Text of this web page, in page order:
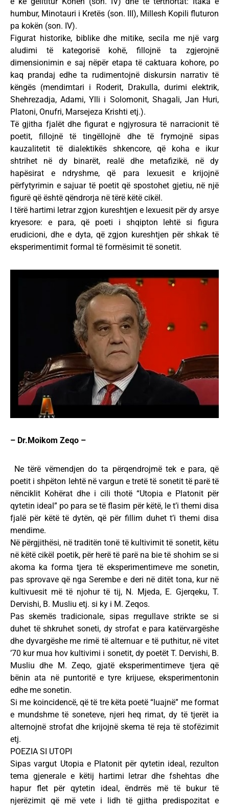
humbur, Minotauri i Kretës (son. III), Millesh Kopili fluturon
pa kokën (son. IV).
Figurat historike, biblike dhe mitike, secila me një varg
aludimi të kategorisë kohë, fillojnë ta zgjerojnë
dimensionimin e saj nëpër etapa të caktuara kohore, po
kaq prandaj edhe ta rudimentojnë diskursin narrativ të
këngës (mendimtari i Roderit, Drakulla, durimi elektrik,
Shehrezadja, Adami, Ylli i Solomonit, Shagali, Jan Huri,
Platoni, Onufri, Marsejeza Krishti etj.).
Të gjitha fjalët dhe figurat e ngjyrosura të narracionit të
poetit, fillojnë të tingëllojnë dhe të frymojnë sipas
kauzalitetit të dialektikës shkencore, që koha e ikur
shtrihet në dy binarët, realë dhe metafizikë, në dy
hapësirat e ndryshme, që para lexuesit e krijojnë
përfytyrimin e sajuar të poetit që spostohet gjetiu, në një
figurë që është qëndrorja në tërë këtë cikël.
I tërë hartimi letrar zgjon kureshtjen e lexuesit për dy arsye
kryesore: e para, që poeti i shqipton lehtë si figura
erudicioni, dhe e dyta, që zgjon kureshtjen për shkak të
eksperimentimit formal të formësimit të sonetit.
– Dr.Moikom Zeqo –
Ne tërë vëmendjen do ta përqendrojmë tek e para, që
poetit i shpëton lehtë në vargun e tretë të sonetit të parë të
nënciklit Kohërat dhe i cili thotë “Utopia e Platonit për
qytetin ideal” po para se të flasim për këtë, le t’i themi disa
fjalë për këtë të dytën, që për fillim duhet t’i themi disa
mendime.
Në përgjithësi, në traditën tonë të kultivimit të sonetit, këtu
në këtë cikël poetik, për herë të parë na bie të shohim se si
akoma ka forma tjera të eksperimentimeve me sonetin,
pas sprovave që nga Serembe e deri në ditët tona, kur në
kultivuesit më të njohur të tij, N. Mjeda, E. Gjerqeku, T.
Dervishi, B. Musliu etj. si ky i M. Zeqos.
Pas skemës tradicionale, sipas rregullave strikte se si
duhet të shkruhet soneti, dy strofat e para katërvargëshe
dhe dyvargëshe me rimë të alternuar e të puthitur, në vitet
’70 kur mua hov kultivimi i sonetit, dy poetët T. Dervishi, B.
Musliu dhe M. Zeqo, gjatë eksperimentimeve tjera që
bënin ata në puntoritë e tyre krijuese, eksperimentonin
edhe me sonetin.
Si me koincidencë, që të tre këta poetë “luajnë” me format
e mundshme të soneteve, njeri heq rimat, dy të tjerët ia
alternojnë strofat dhe krijojnë skema të reja të stofëzimit
etj.
POEZIA SI UTOPI
Sipas vargut Utopia e Platonit për qytetin ideal, rezulton
tema gjenerale e këtij hartimi letrar dhe fshehtas dhe
hapur flet për qytetin ideal, ëndrrës më të bukur të
njerëzimit që më vete i lidh të gjitha predispozitat e